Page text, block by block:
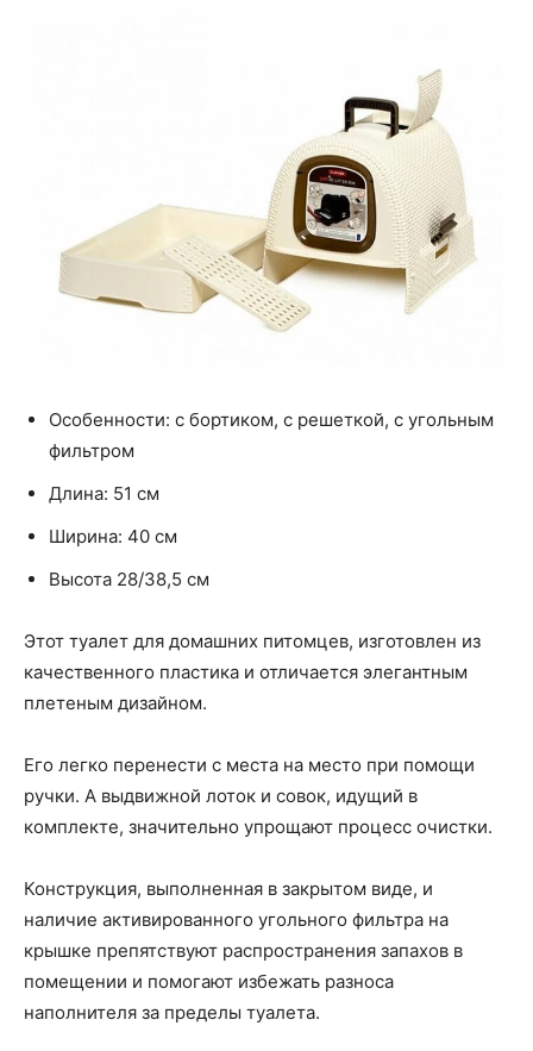
Особенности: с бортиком, с решеткой, с угольным
фильтром
Длина: 51 см
Ширина: 40 см
Высота 28/38,5 см
Этот туалет для домашних питомцев, изготовлен из
качественного пластика и отличается элегантным
плетеным дизайном.
Его легко перенести с места на место при помощи
ручки. А выдвижной лоток и совок, идущий в
комплекте, значительно упрощают процесс очистки.
Конструкция, выполненная в закрытом виде, и
наличие активированного угольного фильтра на
крышке препятствуют распространения запахов в
помещении и помогают избежать разноса
наполнителя за пределы туалета.